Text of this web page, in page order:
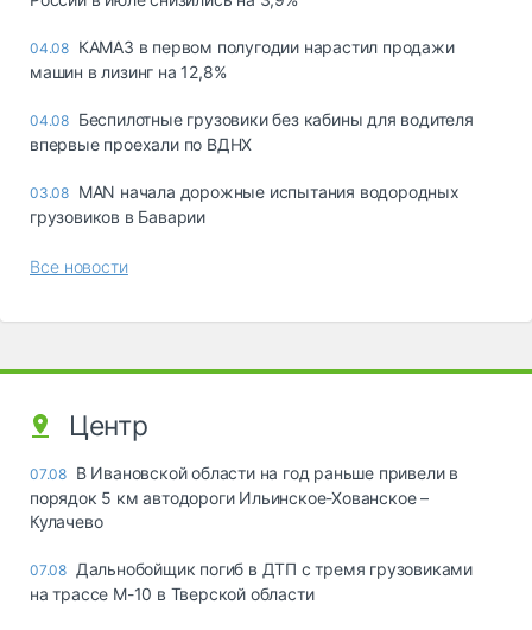
04.08 КАМАЗ в первом полугодии нарастил продажи
машин в лизинг на 12,8%
04.08 Беспилотные грузовики без кабины для водителя
впервые проехали по ВДНХ
03.08 MAN начала дорожные испытания водородных
грузовиков в Баварии
Все новости
Центр
07.08 В Ивановской области на год раньше привели в
порядок 5 км автодороги Ильинское-Хованское –
Кулачево
07.08 Дальнобойщик погиб в ДТП с тремя грузовиками
на трассе М-10 в Тверской области